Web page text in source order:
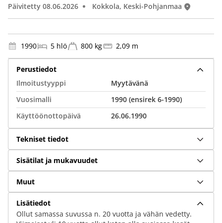
Päivitetty 08.06.2026
Kokkola, Keski-Pohjanmaa
1990 5 hlö 800 kg 2,09 m
Perustiedot
Ilmoitustyyppi
Myytävänä
Vuosimalli
1990 (ensirek 6-1990)
Käyttöönottopäivä
26.06.1990
Tekniset tiedot
Sisätilat ja mukavuudet
Muut
Lisätiedot
Ollut samassa suvussa n. 20 vuotta ja vähän vedetty.